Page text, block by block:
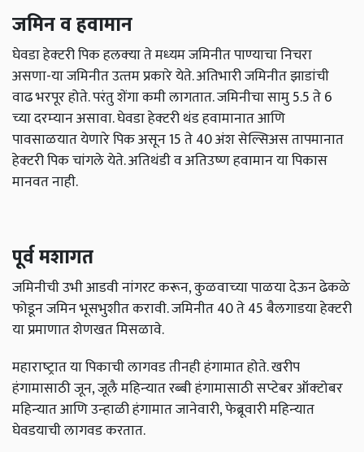
जमिन व हवामान
घेवडा हेक्‍टरी पिक हलक्‍या ते मध्‍यम जमिनीत पाण्‍याचा निचरा
असणा-या जमिनीत उत्‍तम प्रकारे येते. अतिभारी जमिनीत झाडांची
वाढ भरपूर होते. परंतु शेंगा कमी लागतात. जमिनीचा सामु 5.5 ते 6
च्‍या दरम्‍यान असावा. घेवडा हेक्‍टरी थंड हवामानात आणि
पावसाळयात येणारे पिक असून 15 ते 40 अंश सेल्सिअस तापमानात
हेक्‍टरी पिक चांगले येते. अतिथंडी व अतिउष्‍ण हवामान या पिकास
मानवत नाही.
पूर्व मशागत
जमिनीची उभी आडवी नांगरट करून, कुळवाच्‍या पाळया देऊन ढेकळे
फोडून जमिन भूसभुशीत करावी. जमिनीत 40 ते 45 बैलगाडया हेक्‍टरी
या प्रमाणात शेणखत मिसळावे.
महाराष्‍ट्रात या पिकाची लागवड तीनही हंगामात होते. खरीप
हंगामासाठी जून, जूलै महिन्‍यात रब्‍बी हंगामासाठी सप्‍टेबर ऑक्‍टोबर
महिन्‍यात आणि उन्‍हाळी हंगामात जानेवारी, फेब्रूवारी महिन्‍यात
घेवडयाची लागवड करतात.